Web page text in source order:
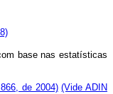
base nas estatísticas
de 2004) (Vide ADIN